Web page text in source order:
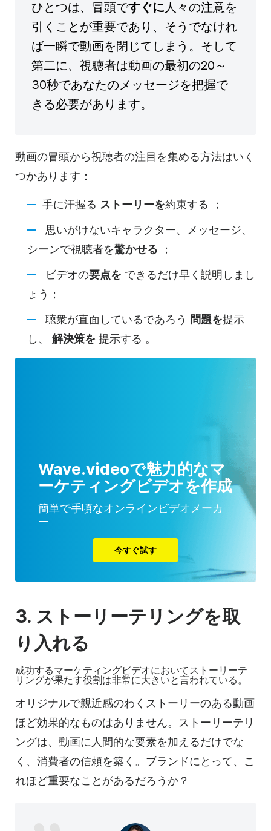
ひとつは、冒頭ですぐに 人々の注意を
引くことが重要であり、そうでなけれ
ば一瞬で動画を閉じてしまう。そして
第二に、視聴者は動画の最初の20～
30秒であなたのメッセージを把握で
きる必要があります。
動画の冒頭から視聴者の注目を集める方法はいく
つかあります：
手に汗握る ストーリーを約束する
；
思いがけないキャラクター、メッセージ、
シーンで視聴者を驚かせる ；
ビデオの要点を できるだけ早く 説明しまし
ょう；
聴衆が直面しているであろう 問題を提示
し、 解決策を 提示する 。
Wave.videoで魅力的なマ
ーケティングビデオを作成
簡単で手頃なオンラインビデオメーカ
ー
今すぐ試す
3. ストーリーテリングを取
り入れる
成功するマーケティングビデオにおいてストーリーテ
リングが果たす役割は非常に大きいと言われている。
オリジナルで親近感のわくストーリーのある動画
ほど効果的なものはありません。ストーリーテリ
ングは、動画に人間的な要素を加えるだけでな
く、消費者の信頼を築く。ブランドにとって、こ
れほど重要なことがあるだろうか？